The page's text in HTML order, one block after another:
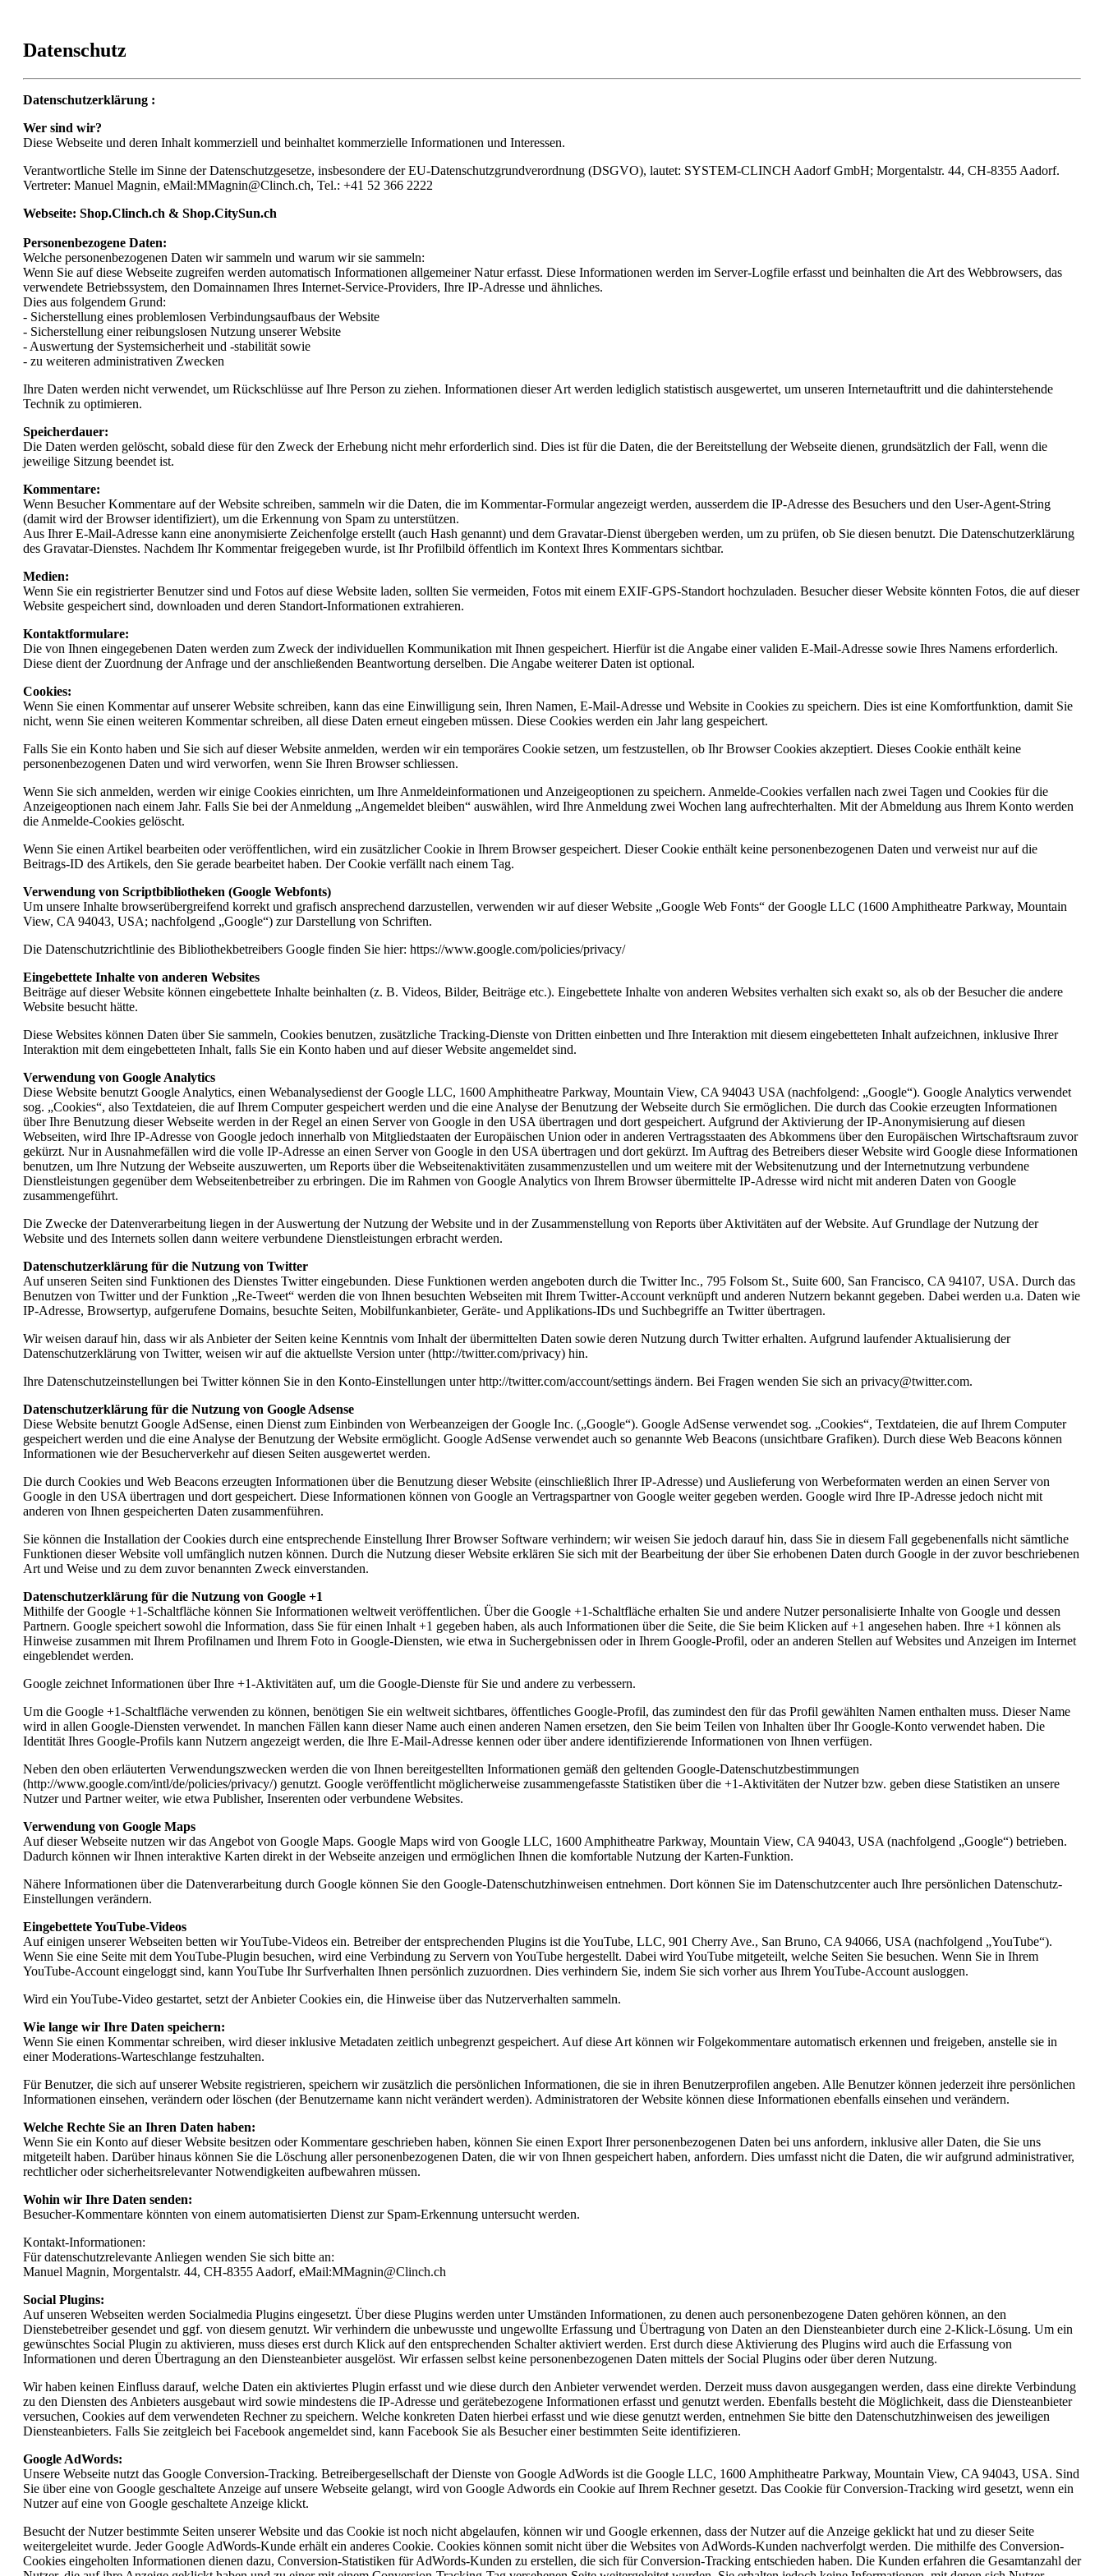
Datenschutz
Datenschutzerklärung :
Wer sind wir?
Diese Webseite und deren Inhalt kommerziell und beinhaltet kommerzielle Informationen und Interessen.
Verantwortliche Stelle im Sinne der Datenschutzgesetze, insbesondere der EU-Datenschutzgrundverordnung (DSGVO), lautet: SYSTEM-CLINCH Aadorf GmbH; Morgentalstr. 44, CH-8355 Aadorf.
Vertreter: Manuel Magnin, eMail:MMagnin@Clinch.ch, Tel.: +41 52 366 2222
Webseite: Shop.Clinch.ch & Shop.CitySun.ch
Personenbezogene Daten:
Welche personenbezogenen Daten wir sammeln und warum wir sie sammeln:
Wenn Sie auf diese Webseite zugreifen werden automatisch Informationen allgemeiner Natur erfasst. Diese Informationen werden im Server-Logfile erfasst und beinhalten die Art des Webbrowsers, das
verwendete Betriebssystem, den Domainnamen Ihres Internet-Service-Providers, Ihre IP-Adresse und ähnliches.
Dies aus folgendem Grund:
- Sicherstellung eines problemlosen Verbindungsaufbaus der Website
- Sicherstellung einer reibungslosen Nutzung unserer Website
- Auswertung der Systemsicherheit und -stabilität sowie
- zu weiteren administrativen Zwecken
Ihre Daten werden nicht verwendet, um Rückschlüsse auf Ihre Person zu ziehen. Informationen dieser Art werden lediglich statistisch ausgewertet, um unseren Internetauftritt und die dahinterstehende
Technik zu optimieren.
Speicherdauer:
Die Daten werden gelöscht, sobald diese für den Zweck der Erhebung nicht mehr erforderlich sind. Dies ist für die Daten, die der Bereitstellung der Webseite dienen, grundsätzlich der Fall, wenn die
jeweilige Sitzung beendet ist.
Kommentare:
Wenn Besucher Kommentare auf der Website schreiben, sammeln wir die Daten, die im Kommentar-Formular angezeigt werden, ausserdem die IP-Adresse des Besuchers und den User-Agent-String
(damit wird der Browser identifiziert), um die Erkennung von Spam zu unterstützen.
Aus Ihrer E-Mail-Adresse kann eine anonymisierte Zeichenfolge erstellt (auch Hash genannt) und dem Gravatar-Dienst übergeben werden, um zu prüfen, ob Sie diesen benutzt. Die Datenschutzerklärung
des Gravatar-Dienstes. Nachdem Ihr Kommentar freigegeben wurde, ist Ihr Profilbild öffentlich im Kontext Ihres Kommentars sichtbar.
Medien:
Wenn Sie ein registrierter Benutzer sind und Fotos auf diese Website laden, sollten Sie vermeiden, Fotos mit einem EXIF-GPS-Standort hochzuladen. Besucher dieser Website könnten Fotos, die auf dieser
Website gespeichert sind, downloaden und deren Standort-Informationen extrahieren.
Kontaktformulare:
Die von Ihnen eingegebenen Daten werden zum Zweck der individuellen Kommunikation mit Ihnen gespeichert. Hierfür ist die Angabe einer validen E-Mail-Adresse sowie Ihres Namens erforderlich.
Diese dient der Zuordnung der Anfrage und der anschließenden Beantwortung derselben. Die Angabe weiterer Daten ist optional.
Cookies:
Wenn Sie einen Kommentar auf unserer Website schreiben, kann das eine Einwilligung sein, Ihren Namen, E-Mail-Adresse und Website in Cookies zu speichern. Dies ist eine Komfortfunktion, damit Sie
nicht, wenn Sie einen weiteren Kommentar schreiben, all diese Daten erneut eingeben müssen. Diese Cookies werden ein Jahr lang gespeichert.
Falls Sie ein Konto haben und Sie sich auf dieser Website anmelden, werden wir ein temporäres Cookie setzen, um festzustellen, ob Ihr Browser Cookies akzeptiert. Dieses Cookie enthält keine
personenbezogenen Daten und wird verworfen, wenn Sie Ihren Browser schliessen.
Wenn Sie sich anmelden, werden wir einige Cookies einrichten, um Ihre Anmeldeinformationen und Anzeigeoptionen zu speichern. Anmelde-Cookies verfallen nach zwei Tagen und Cookies für die
Anzeigeoptionen nach einem Jahr. Falls Sie bei der Anmeldung „Angemeldet bleiben“ auswählen, wird Ihre Anmeldung zwei Wochen lang aufrechterhalten. Mit der Abmeldung aus Ihrem Konto werden
die Anmelde-Cookies gelöscht.
Wenn Sie einen Artikel bearbeiten oder veröffentlichen, wird ein zusätzlicher Cookie in Ihrem Browser gespeichert. Dieser Cookie enthält keine personenbezogenen Daten und verweist nur auf die
Beitrags-ID des Artikels, den Sie gerade bearbeitet haben. Der Cookie verfällt nach einem Tag.
Verwendung von Scriptbibliotheken (Google Webfonts)
Um unsere Inhalte browserübergreifend korrekt und grafisch ansprechend darzustellen, verwenden wir auf dieser Website „Google Web Fonts“ der Google LLC (1600 Amphitheatre Parkway, Mountain
View, CA 94043, USA; nachfolgend „Google“) zur Darstellung von Schriften.
Die Datenschutzrichtlinie des Bibliothekbetreibers Google finden Sie hier: https://www.google.com/policies/privacy/
Eingebettete Inhalte von anderen Websites
Beiträge auf dieser Website können eingebettete Inhalte beinhalten (z. B. Videos, Bilder, Beiträge etc.). Eingebettete Inhalte von anderen Websites verhalten sich exakt so, als ob der Besucher die andere
Website besucht hätte.
Diese Websites können Daten über Sie sammeln, Cookies benutzen, zusätzliche Tracking-Dienste von Dritten einbetten und Ihre Interaktion mit diesem eingebetteten Inhalt aufzeichnen, inklusive Ihrer
Interaktion mit dem eingebetteten Inhalt, falls Sie ein Konto haben und auf dieser Website angemeldet sind.
Verwendung von Google Analytics
Diese Website benutzt Google Analytics, einen Webanalysedienst der Google LLC, 1600 Amphitheatre Parkway, Mountain View, CA 94043 USA (nachfolgend: „Google“). Google Analytics verwendet
sog. „Cookies“, also Textdateien, die auf Ihrem Computer gespeichert werden und die eine Analyse der Benutzung der Webseite durch Sie ermöglichen. Die durch das Cookie erzeugten Informationen
über Ihre Benutzung dieser Webseite werden in der Regel an einen Server von Google in den USA übertragen und dort gespeichert. Aufgrund der Aktivierung der IP-Anonymisierung auf diesen
Webseiten, wird Ihre IP-Adresse von Google jedoch innerhalb von Mitgliedstaaten der Europäischen Union oder in anderen Vertragsstaaten des Abkommens über den Europäischen Wirtschaftsraum zuvor
gekürzt. Nur in Ausnahmefällen wird die volle IP-Adresse an einen Server von Google in den USA übertragen und dort gekürzt. Im Auftrag des Betreibers dieser Website wird Google diese Informationen
benutzen, um Ihre Nutzung der Webseite auszuwerten, um Reports über die Webseitenaktivitäten zusammenzustellen und um weitere mit der Websitenutzung und der Internetnutzung verbundene
Dienstleistungen gegenüber dem Webseitenbetreiber zu erbringen. Die im Rahmen von Google Analytics von Ihrem Browser übermittelte IP-Adresse wird nicht mit anderen Daten von Google
zusammengeführt.
Die Zwecke der Datenverarbeitung liegen in der Auswertung der Nutzung der Website und in der Zusammenstellung von Reports über Aktivitäten auf der Website. Auf Grundlage der Nutzung der
Website und des Internets sollen dann weitere verbundene Dienstleistungen erbracht werden.
Datenschutzerklärung für die Nutzung von Twitter
Auf unseren Seiten sind Funktionen des Dienstes Twitter eingebunden. Diese Funktionen werden angeboten durch die Twitter Inc., 795 Folsom St., Suite 600, San Francisco, CA 94107, USA. Durch das
Benutzen von Twitter und der Funktion „Re-Tweet“ werden die von Ihnen besuchten Webseiten mit Ihrem Twitter-Account verknüpft und anderen Nutzern bekannt gegeben. Dabei werden u.a. Daten wie
IP-Adresse, Browsertyp, aufgerufene Domains, besuchte Seiten, Mobilfunkanbieter, Geräte- und Applikations-IDs und Suchbegriffe an Twitter übertragen.
Wir weisen darauf hin, dass wir als Anbieter der Seiten keine Kenntnis vom Inhalt der übermittelten Daten sowie deren Nutzung durch Twitter erhalten. Aufgrund laufender Aktualisierung der
Datenschutzerklärung von Twitter, weisen wir auf die aktuellste Version unter (http://twitter.com/privacy) hin.
Ihre Datenschutzeinstellungen bei Twitter können Sie in den Konto-Einstellungen unter http://twitter.com/account/settings ändern. Bei Fragen wenden Sie sich an privacy@twitter.com.
Datenschutzerklärung für die Nutzung von Google Adsense
Diese Website benutzt Google AdSense, einen Dienst zum Einbinden von Werbeanzeigen der Google Inc. („Google“). Google AdSense verwendet sog. „Cookies“, Textdateien, die auf Ihrem Computer
gespeichert werden und die eine Analyse der Benutzung der Website ermöglicht. Google AdSense verwendet auch so genannte Web Beacons (unsichtbare Grafiken). Durch diese Web Beacons können
Informationen wie der Besucherverkehr auf diesen Seiten ausgewertet werden.
Die durch Cookies und Web Beacons erzeugten Informationen über die Benutzung dieser Website (einschließlich Ihrer IP-Adresse) und Auslieferung von Werbeformaten werden an einen Server von
Google in den USA übertragen und dort gespeichert. Diese Informationen können von Google an Vertragspartner von Google weiter gegeben werden. Google wird Ihre IP-Adresse jedoch nicht mit
anderen von Ihnen gespeicherten Daten zusammenführen.
Sie können die Installation der Cookies durch eine entsprechende Einstellung Ihrer Browser Software verhindern; wir weisen Sie jedoch darauf hin, dass Sie in diesem Fall gegebenenfalls nicht sämtliche
Funktionen dieser Website voll umfänglich nutzen können. Durch die Nutzung dieser Website erklären Sie sich mit der Bearbeitung der über Sie erhobenen Daten durch Google in der zuvor beschriebenen
Art und Weise und zu dem zuvor benannten Zweck einverstanden.
Datenschutzerklärung für die Nutzung von Google +1
Mithilfe der Google +1-Schaltfläche können Sie Informationen weltweit veröffentlichen. Über die Google +1-Schaltfläche erhalten Sie und andere Nutzer personalisierte Inhalte von Google und dessen
Partnern. Google speichert sowohl die Information, dass Sie für einen Inhalt +1 gegeben haben, als auch Informationen über die Seite, die Sie beim Klicken auf +1 angesehen haben. Ihre +1 können als
Hinweise zusammen mit Ihrem Profilnamen und Ihrem Foto in Google-Diensten, wie etwa in Suchergebnissen oder in Ihrem Google-Profil, oder an anderen Stellen auf Websites und Anzeigen im Internet
eingeblendet werden.
Google zeichnet Informationen über Ihre +1-Aktivitäten auf, um die Google-Dienste für Sie und andere zu verbessern.
Um die Google +1-Schaltfläche verwenden zu können, benötigen Sie ein weltweit sichtbares, öffentliches Google-Profil, das zumindest den für das Profil gewählten Namen enthalten muss. Dieser Name
wird in allen Google-Diensten verwendet. In manchen Fällen kann dieser Name auch einen anderen Namen ersetzen, den Sie beim Teilen von Inhalten über Ihr Google-Konto verwendet haben. Die
Identität Ihres Google-Profils kann Nutzern angezeigt werden, die Ihre E-Mail-Adresse kennen oder über andere identifizierende Informationen von Ihnen verfügen.
Neben den oben erläuterten Verwendungszwecken werden die von Ihnen bereitgestellten Informationen gemäß den geltenden Google-Datenschutzbestimmungen
(http://www.google.com/intl/de/policies/privacy/) genutzt. Google veröffentlicht möglicherweise zusammengefasste Statistiken über die +1-Aktivitäten der Nutzer bzw. geben diese Statistiken an unsere
Nutzer und Partner weiter, wie etwa Publisher, Inserenten oder verbundene Websites.
Verwendung von Google Maps
Auf dieser Webseite nutzen wir das Angebot von Google Maps. Google Maps wird von Google LLC, 1600 Amphitheatre Parkway, Mountain View, CA 94043, USA (nachfolgend „Google“) betrieben.
Dadurch können wir Ihnen interaktive Karten direkt in der Webseite anzeigen und ermöglichen Ihnen die komfortable Nutzung der Karten-Funktion.
Nähere Informationen über die Datenverarbeitung durch Google können Sie den Google-Datenschutzhinweisen entnehmen. Dort können Sie im Datenschutzcenter auch Ihre persönlichen Datenschutz-
Einstellungen verändern.
Eingebettete YouTube-Videos
Auf einigen unserer Webseiten betten wir YouTube-Videos ein. Betreiber der entsprechenden Plugins ist die YouTube, LLC, 901 Cherry Ave., San Bruno, CA 94066, USA (nachfolgend „YouTube“).
Wenn Sie eine Seite mit dem YouTube-Plugin besuchen, wird eine Verbindung zu Servern von YouTube hergestellt. Dabei wird YouTube mitgeteilt, welche Seiten Sie besuchen. Wenn Sie in Ihrem
YouTube-Account eingeloggt sind, kann YouTube Ihr Surfverhalten Ihnen persönlich zuzuordnen. Dies verhindern Sie, indem Sie sich vorher aus Ihrem YouTube-Account ausloggen.
Wird ein YouTube-Video gestartet, setzt der Anbieter Cookies ein, die Hinweise über das Nutzerverhalten sammeln.
Wie lange wir Ihre Daten speichern:
Wenn Sie einen Kommentar schreiben, wird dieser inklusive Metadaten zeitlich unbegrenzt gespeichert. Auf diese Art können wir Folgekommentare automatisch erkennen und freigeben, anstelle sie in
einer Moderations-Warteschlange festzuhalten.
Für Benutzer, die sich auf unserer Website registrieren, speichern wir zusätzlich die persönlichen Informationen, die sie in ihren Benutzerprofilen angeben. Alle Benutzer können jederzeit ihre persönlichen
Informationen einsehen, verändern oder löschen (der Benutzername kann nicht verändert werden). Administratoren der Website können diese Informationen ebenfalls einsehen und verändern.
Welche Rechte Sie an Ihren Daten haben:
Wenn Sie ein Konto auf dieser Website besitzen oder Kommentare geschrieben haben, können Sie einen Export Ihrer personenbezogenen Daten bei uns anfordern, inklusive aller Daten, die Sie uns
mitgeteilt haben. Darüber hinaus können Sie die Löschung aller personenbezogenen Daten, die wir von Ihnen gespeichert haben, anfordern. Dies umfasst nicht die Daten, die wir aufgrund administrativer,
rechtlicher oder sicherheitsrelevanter Notwendigkeiten aufbewahren müssen.
Wohin wir Ihre Daten senden:
Besucher-Kommentare könnten von einem automatisierten Dienst zur Spam-Erkennung untersucht werden.
Kontakt-Informationen:
Für datenschutzrelevante Anliegen wenden Sie sich bitte an:
Manuel Magnin, Morgentalstr. 44, CH-8355 Aadorf, eMail:MMagnin@Clinch.ch
Social Plugins:
Auf unseren Webseiten werden Socialmedia Plugins eingesetzt. Über diese Plugins werden unter Umständen Informationen, zu denen auch personenbezogene Daten gehören können, an den
Dienstebetreiber gesendet und ggf. von diesem genutzt. Wir verhindern die unbewusste und ungewollte Erfassung und Übertragung von Daten an den Diensteanbieter durch eine 2-Klick-Lösung. Um ein
gewünschtes Social Plugin zu aktivieren, muss dieses erst durch Klick auf den entsprechenden Schalter aktiviert werden. Erst durch diese Aktivierung des Plugins wird auch die Erfassung von
Informationen und deren Übertragung an den Diensteanbieter ausgelöst. Wir erfassen selbst keine personenbezogenen Daten mittels der Social Plugins oder über deren Nutzung.
Wir haben keinen Einfluss darauf, welche Daten ein aktiviertes Plugin erfasst und wie diese durch den Anbieter verwendet werden. Derzeit muss davon ausgegangen werden, dass eine direkte Verbindung
zu den Diensten des Anbieters ausgebaut wird sowie mindestens die IP-Adresse und gerätebezogene Informationen erfasst und genutzt werden. Ebenfalls besteht die Möglichkeit, dass die Diensteanbieter
versuchen, Cookies auf dem verwendeten Rechner zu speichern. Welche konkreten Daten hierbei erfasst und wie diese genutzt werden, entnehmen Sie bitte den Datenschutzhinweisen des jeweiligen
Diensteanbieters. Falls Sie zeitgleich bei Facebook angemeldet sind, kann Facebook Sie als Besucher einer bestimmten Seite identifizieren.
Google AdWords:
Unsere Webseite nutzt das Google Conversion-Tracking. Betreibergesellschaft der Dienste von Google AdWords ist die Google LLC, 1600 Amphitheatre Parkway, Mountain View, CA 94043, USA. Sind
Sie über eine von Google geschaltete Anzeige auf unsere Webseite gelangt, wird von Google Adwords ein Cookie auf Ihrem Rechner gesetzt. Das Cookie für Conversion-Tracking wird gesetzt, wenn ein
Nutzer auf eine von Google geschaltete Anzeige klickt.
Besucht der Nutzer bestimmte Seiten unserer Website und das Cookie ist noch nicht abgelaufen, können wir und Google erkennen, dass der Nutzer auf die Anzeige geklickt hat und zu dieser Seite
weitergeleitet wurde. Jeder Google AdWords-Kunde erhält ein anderes Cookie. Cookies können somit nicht über die Websites von AdWords-Kunden nachverfolgt werden. Die mithilfe des Conversion-
Cookies eingeholten Informationen dienen dazu, Conversion-Statistiken für AdWords-Kunden zu erstellen, die sich für Conversion-Tracking entschieden haben. Die Kunden erfahren die Gesamtanzahl der